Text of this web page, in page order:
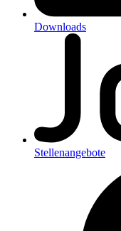
Downloads
Stellenangebote